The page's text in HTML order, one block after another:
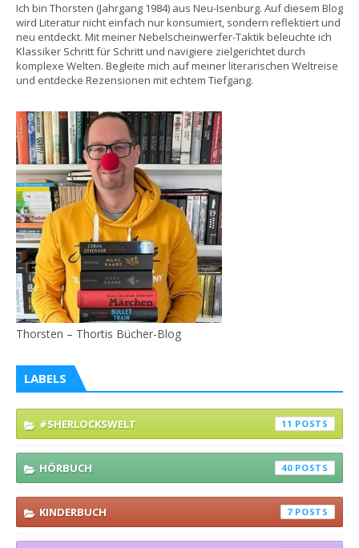
Ich bin Thorsten (Jahrgang 1984) aus Neu-Isenburg. Auf diesem Blog
wird Literatur nicht einfach nur konsumiert, sondern reflektiert und
neu entdeckt. Mit meiner Nebelscheinwerfer-Taktik beleuchte ich
Klassiker Schritt für Schritt und navigiere zielgerichtet durch
komplexe Welten. Begleite mich auf meiner literarischen Weltreise
und entdecke Rezensionen mit echtem Tiefgang.
Thorsten – Thortis Bücher-Blog
LABELS
#SHERLOCKSWELT 11
HÖRBUCH 40
KINDERBUCH 7